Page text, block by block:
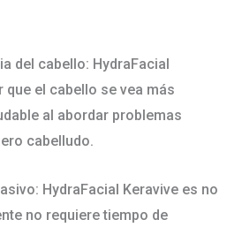
del cabello: HydraFacial
que el cabello se vea más
al abordar problemas
cabelludo.
HydraFacial Keravive es no
no requiere tiempo de